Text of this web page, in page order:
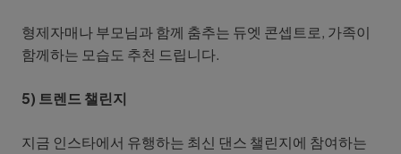
형제자매나 부모님과 함께 춤추는 듀엣 콘셉트로, 가족이
함께하는 모습도 추천 드립니다.
5) 트렌드 챌린지
지금 인스타에서 유행하는 최신 댄스 챌린지에 참여하는